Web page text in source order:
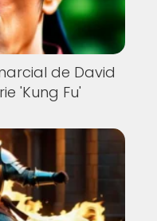
de David
'Kung Fu'